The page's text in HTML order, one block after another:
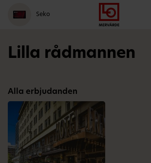
Gå
till
meny
Logga
in
Hoppa
till
innehåll
Seko
Lilla rådmannen
Alla erbjudanden